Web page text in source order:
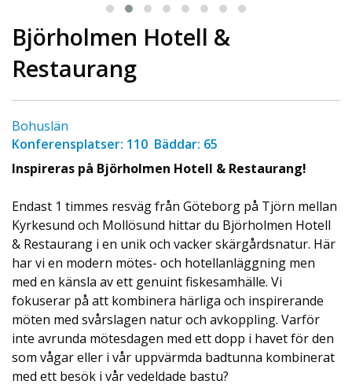
Björholmen Hotell &
Restaurang
Bohuslän
Konferensplatser: 110 Bäddar: 65
Inspireras på Björholmen Hotell & Restaurang!
Endast 1 timmes resväg från Göteborg på Tjörn mellan
Kyrkesund och Mollösund hittar du Björholmen Hotell
& Restaurang i en unik och vacker skärgårdsnatur. Här
har vi en modern mötes- och hotellanläggning men
med en känsla av ett genuint fiskesamhälle. Vi
fokuserar på att kombinera härliga och inspirerande
möten med svårslagen natur och avkoppling. Varför
inte avrunda mötesdagen med ett dopp i havet för den
som vågar eller i vår uppvärmda badtunna kombinerat
med ett besök i vår vedeldade bastu?